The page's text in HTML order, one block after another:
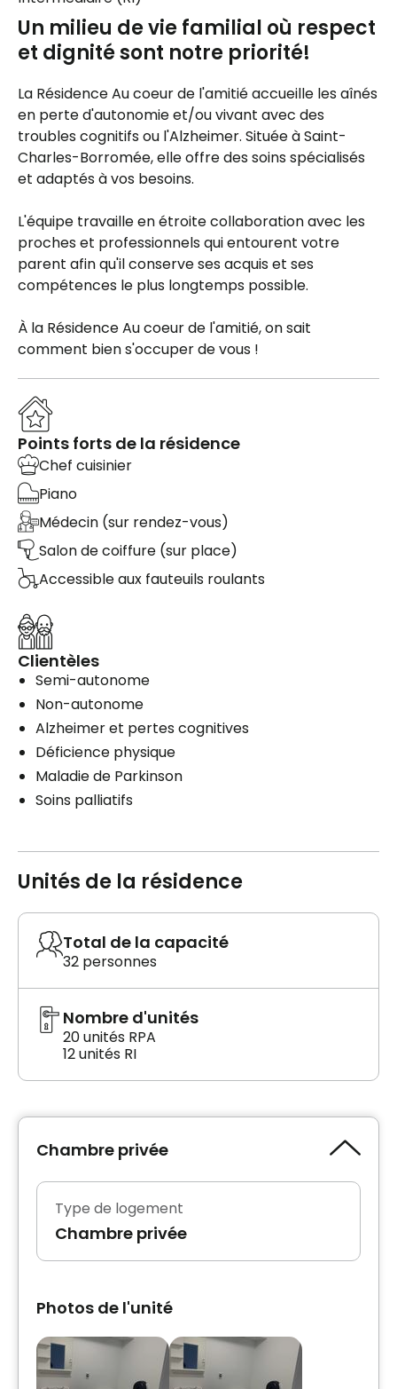
Un milieu de vie familial où respect
et dignité sont notre priorité!
La Résidence Au coeur de l'amitié accueille les aînés
en perte d'autonomie et/ou vivant avec des
troubles cognitifs ou l'Alzheimer. Située à Saint-
Charles-Borromée, elle offre des soins spécialisés
et adaptés à vos besoins.
L'équipe travaille en étroite collaboration avec les
proches et professionnels qui entourent votre
parent afin qu'il conserve ses acquis et ses
compétences le plus longtemps possible.
À la Résidence Au coeur de l'amitié, on sait
comment bien s'occuper de vous !
Points forts de la résidence
Chef cuisinier
Piano
Médecin (sur rendez-vous)
Salon de coiffure (sur place)
Accessible aux fauteuils roulants
Clientèles
Semi-autonome
Non-autonome
Alzheimer et pertes cognitives
Déficience physique
Maladie de Parkinson
Soins palliatifs
Unités de la résidence
Total de la capacité
32 personnes
Nombre d'unités
20 unités RPA
12 unités RI
Chambre privée
Type de logement
Chambre privée
Photos de l'unité